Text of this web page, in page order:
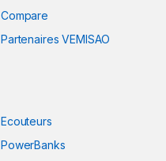
Compare
Partenaires VEMISAO
Ecouteurs
PowerBanks